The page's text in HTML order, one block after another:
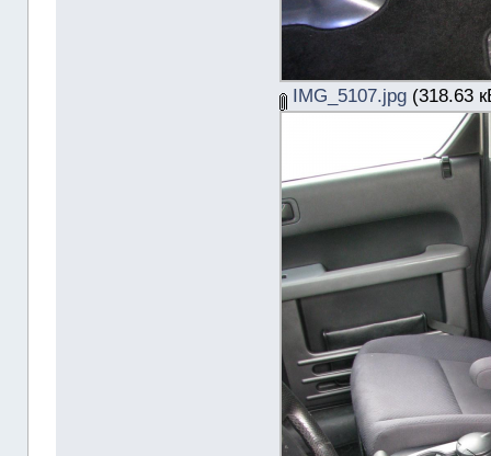
IMG_5107.jpg (318.63